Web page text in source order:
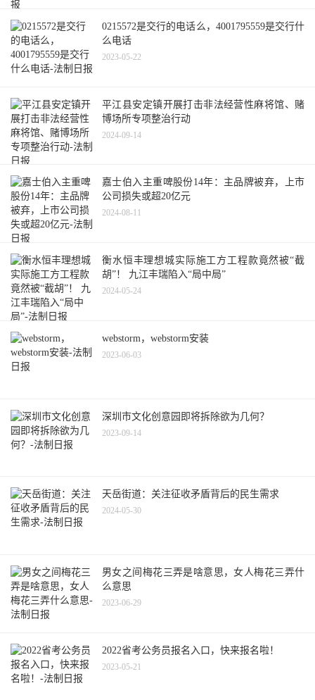
0215572是交行的电话么，4001795559是交行什
么电话
2023-05-22
平江县安定镇开展打击非法经营性麻将馆、赌
博场所专项整治行动
2024-09-14
嘉士伯入主重啤股份14年：主品牌被弃，上市
公司损失或超20亿元
2024-08-11
衡水恒丰理想城实际施工方工程款竟然被“截
胡”！ 九江丰瑞陷入“局中局”
2024-05-24
webstorm，webstorm安装
2023-06-03
深圳市文化创意园即将拆除欲为几何？
2023-09-14
天岳街道：关注征收矛盾背后的民生需求
2024-05-30
男女之间梅花三弄是啥意思，女人梅花三弄什
么意思
2023-06-29
2022省考公务员报名入口，快来报名啦！
2023-05-21